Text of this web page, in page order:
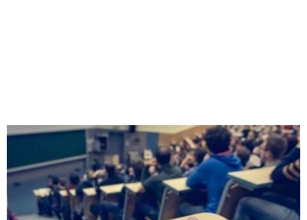
U